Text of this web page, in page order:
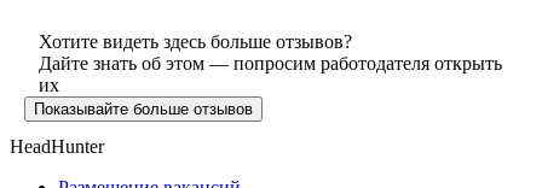
Хотите видеть здесь больше отзывов?
Дайте знать об этом — попросим работодателя открыть
их
Показывайте больше отзывов
HeadHunter